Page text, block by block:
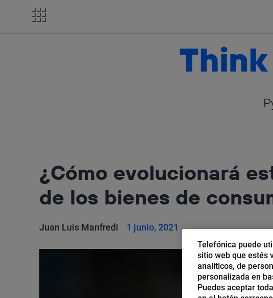
¿Cómo evolucionará
de los bienes de
Juan Luis Manfredi 1 junio, 2021
Telefónica puede
sitio web que estés
analíticos, de
personalizada en
Puedes aceptar